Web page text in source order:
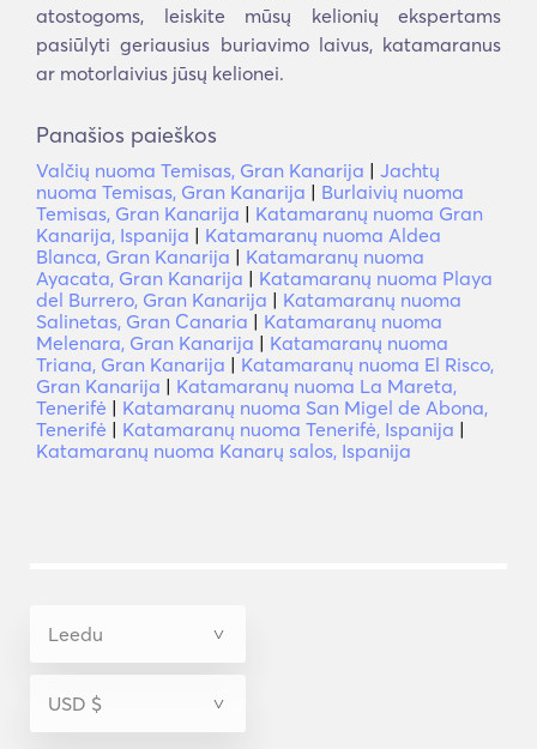
atostogoms, leiskite mūsų kelionių ekspertams
pasiūlyti geriausius buriavimo laivus, katamaranus
ar motorlaivius jūsų kelionei.
Panašios paieškos
Valčių nuoma Temisas, Gran Kanarija | Jachtų
nuoma Temisas, Gran Kanarija | Burlaivių nuoma
Temisas, Gran Kanarija | Katamaranų nuoma Gran
Kanarija, Ispanija | Katamaranų nuoma Aldea
Blanca, Gran Kanarija | Katamaranų nuoma
Ayacata, Gran Kanarija | Katamaranų nuoma Playa
del Burrero, Gran Kanarija | Katamaranų nuoma
Salinetas, Gran Canaria | Katamaranų nuoma
Melenara, Gran Kanarija | Katamaranų nuoma
Triana, Gran Kanarija | Katamaranų nuoma El Risco,
Gran Kanarija | Katamaranų nuoma La Mareta,
Tenerifė | Katamaranų nuoma San Migel de Abona,
Tenerifė | Katamaranų nuoma Tenerifė, Ispanija |
Katamaranų nuoma Kanarų salos, Ispanija